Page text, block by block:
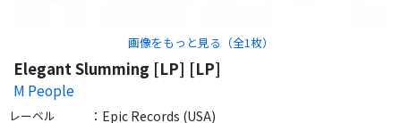
画像をもっと見る（全1 枚）
Elegant Slumming [LP] [LP]
M People
レーベル ： Epic Records (USA)